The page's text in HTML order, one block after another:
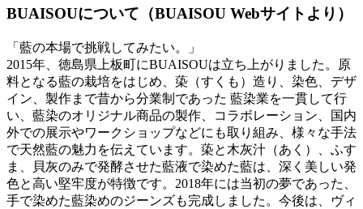
BUAISOUについて（BUAISOU Webサイトより）
「藍の本場で挑戦してみたい。」
2015年、徳島県上板町にBUAISOUは立ち上がりました。原
料となる藍の栽培をはじめ、蒅（すくも）造り、染色、デザ
イン、製作まで昔から分業制であった 藍染業を一貫して行
い、藍染のオリジナル商品の製作、コラボレーション、国内
外での展示やワークショップなどにも取り組み、様々な手法
で天然藍の魅力を伝えています。蒅と木灰汁（あく）、ふす
ま、貝灰のみで発酵させた藍液で染めた藍は、深く美しい発
色と高い堅牢度が特徴です。2018年には当初の夢であった、
手で染めた藍染めのジーンズも完成しました。今後は、ヴィ